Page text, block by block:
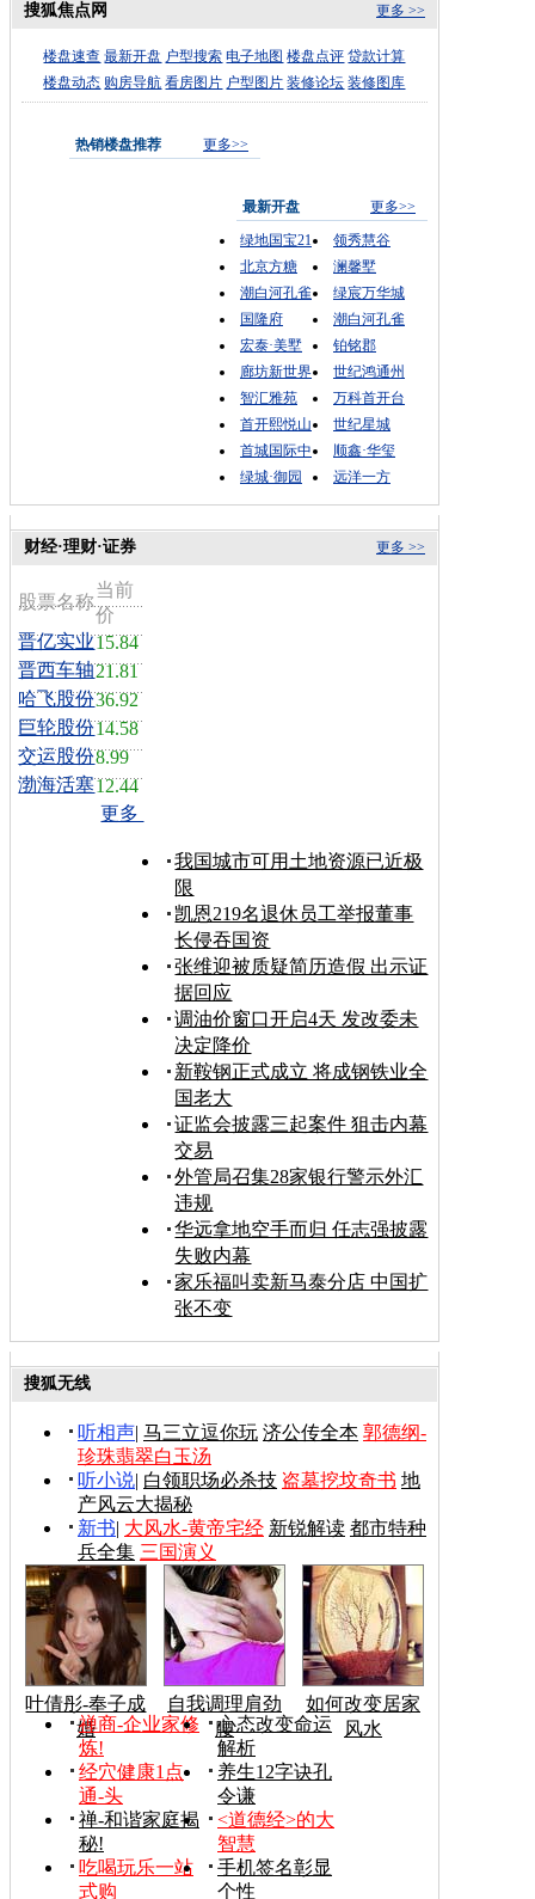
更多 >>
搜狐焦点网
楼盘速查 最新开盘 户型搜索 电子地图 楼盘点评 贷款计算
楼盘动态 购房导航 看房图片 户型图片 装修论坛 装修图库
热销楼盘推荐 更多>>
最新开盘
更多>>
绿地国宝21
领秀慧谷
北京方糖
澜馨墅
潮白河孔雀
绿宸万华城
国隆府
潮白河孔雀
宏泰·美墅
铂铭郡
廊坊新世界
世纪鸿通州
智汇雅苑
万科首开台
首开熙悦山
世纪星城
首城国际中
顺鑫·华玺
绿城·御园
远洋一方
更多 >>
财经·理财·证券
股票名称
当前
价
晋亿实业15.84
晋西车轴21.81
哈飞股份36.92
巨轮股份14.58
交运股份8.99
渤海活塞12.44
更多
我国城市可用土地资源已近极
限
凯恩219名退休员工举报董事
长侵吞国资
张维迎被质疑简历造假 出示证
据回应
调油价窗口开启4天 发改委未
决定降价
新鞍钢正式成立 将成钢铁业全
国老大
证监会披露三起案件 狙击内幕
交易
外管局召集28家银行警示外汇
违规
华远拿地空手而归 任志强披露
失败内幕
家乐福叫卖新马泰分店 中国扩
张不变
搜狐无线
听相声| 马三立逗你玩 济公传全本 郭德纲-
珍珠翡翠白玉汤
听小说| 白领职场必杀技 盗墓挖坟奇书 地
产风云大揭秘
新书| 大风水-黄帝宅经 新锐解读 都市特种
兵全集 三国演义
叶倩彤-奉子成
婚
自我调理肩劲
腰
如何改变居家
风水
禅商-企业家修
炼!
心态改变命运
解析
经穴健康1点
通-头
养生12字诀孔
令谦
禅-和谐家庭揭
秘!
<道德经>的大
智慧
吃喝玩乐一站
式购
手机签名彰显
个性